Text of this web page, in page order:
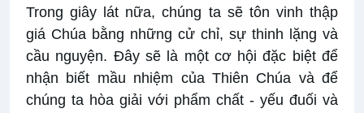
Trong giây lát nữa, chúng ta sẽ tôn vinh thập
giá Chúa bằng những cử chỉ, sự thinh lặng và
cầu nguyện. Đây sẽ là một cơ hội đặc biệt để
nhận biết mầu nhiệm của Thiên Chúa và để
chúng ta hòa giải với phẩm chất - yếu đuối và